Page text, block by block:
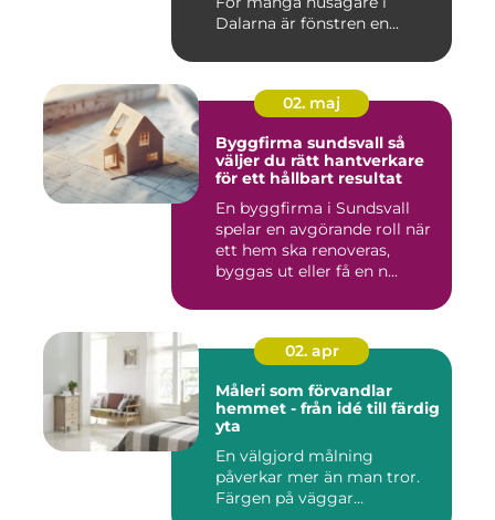
Dalarna är fönstren en...
02. maj
Byggfirma sundsvall så
väljer du rätt hantverkare
för ett hållbart resultat
En byggfirma i Sundsvall
spelar en avgörande roll när
ett hem ska renoveras,
byggas ut eller få en n...
02. apr
Måleri som förvandlar
hemmet - från idé till färdig
yta
En välgjord målning
påverkar mer än man tror.
Färgen på väggar...